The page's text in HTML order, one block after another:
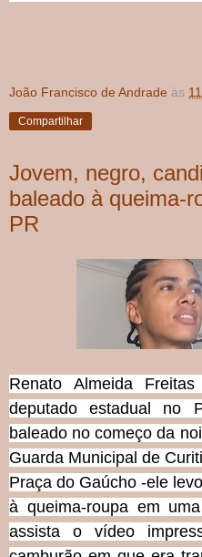
João Francisco de Andrade às
Compartilhar
Jovem, negro,
baleado à queima-
PR
Renato Almeida
deputado estadual no
baleado no começo da
Guarda Municipal de
Praça do Gaúcho -ele
à queima-roupa em
assista o vídeo